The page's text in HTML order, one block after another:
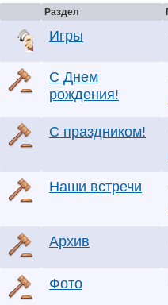
Раздел
Игры
С Днем
рождения!
С праздником!
Наши встречи
Архив
Фото